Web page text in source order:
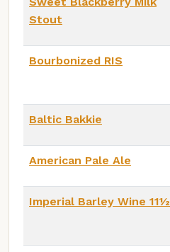
Stout
Bourbonized RIS
Baltic Bakkie
American Pale Ale
Imperial Barley Wine 11½